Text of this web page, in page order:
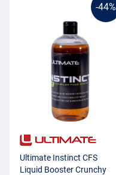
-44%
Ultimate Instinct CFS
Liquid Booster Crunchy